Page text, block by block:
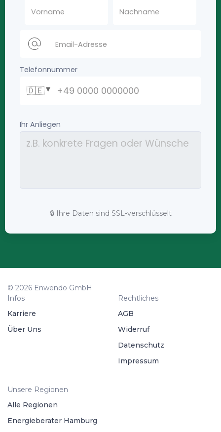
🔒 Ihre Daten sind SSL-verschlüsselt
© 2026 Enwendo GmbH
Infos
Karriere
Über Uns
Rechtliches
AGB
Widerruf
Datenschutz
Impressum
Unsere Regionen
Alle Regionen
Energieberater Hamburg